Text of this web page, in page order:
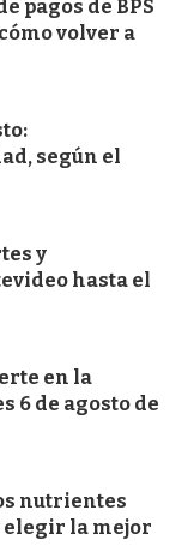
pagos de BPS
volver a
según el
y
hasta el
en la
6 de agosto de
nutrientes
elegir la mejor